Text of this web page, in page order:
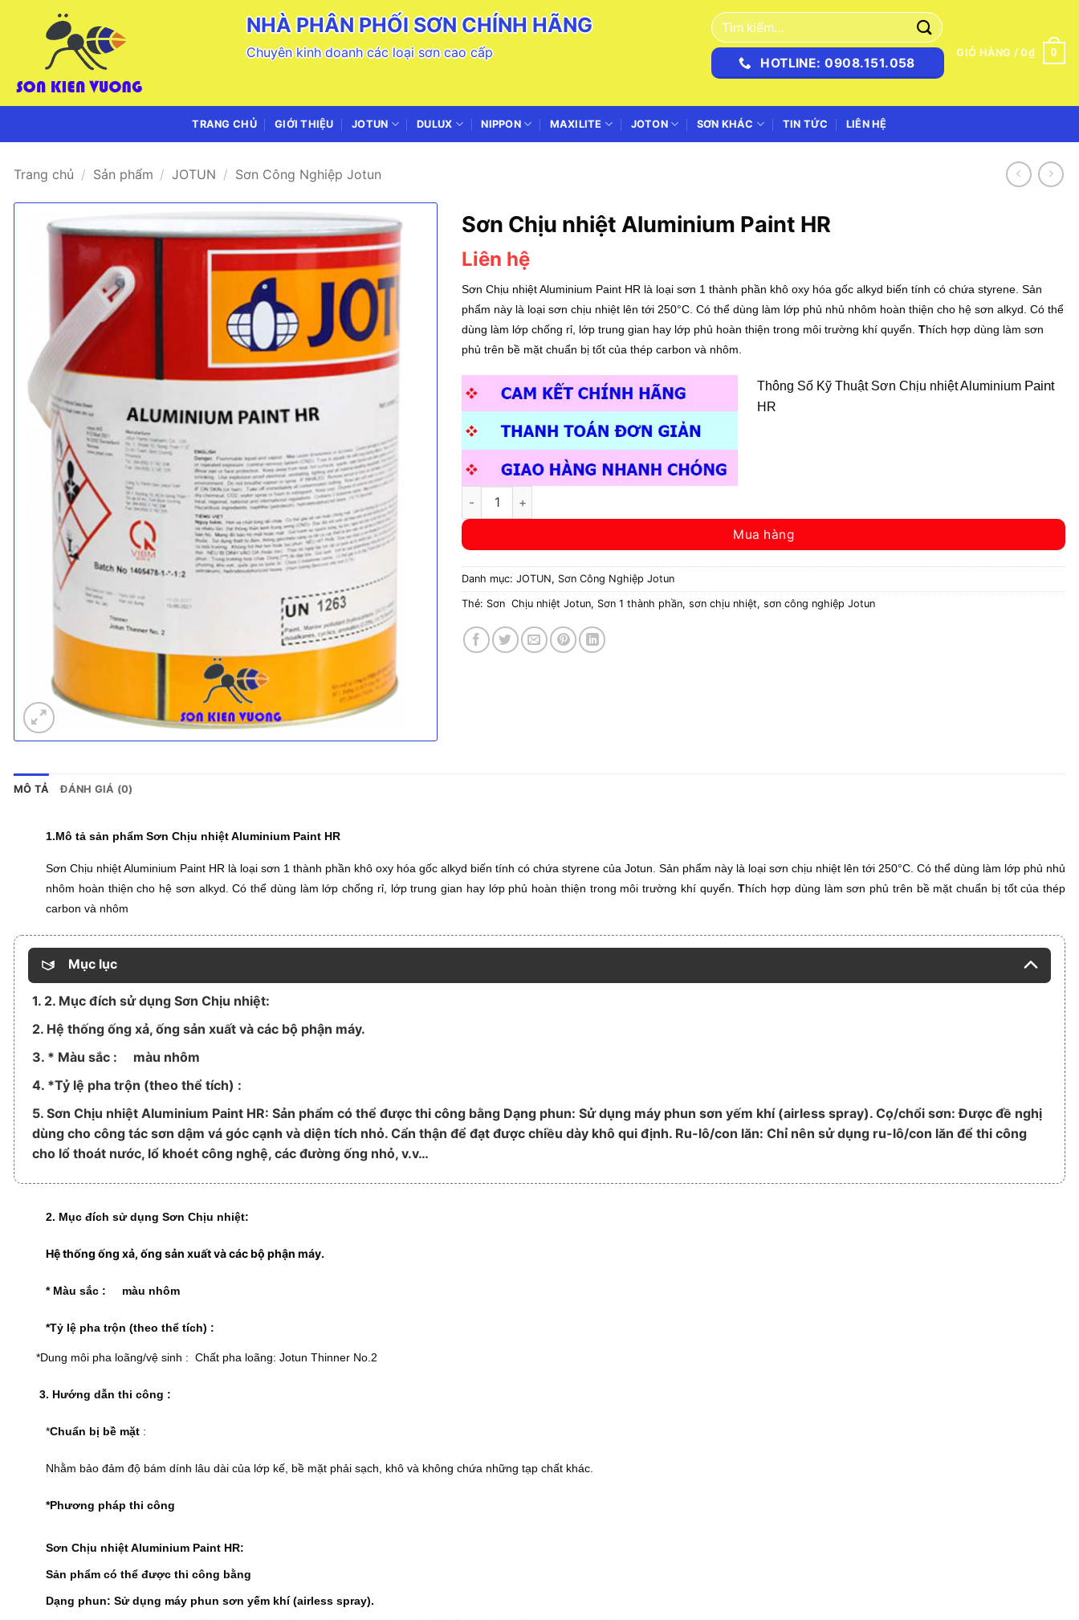
NHÀ PHÂN PHỐI SƠN CHÍNH HÃNG
Chuyên kinh doanh các loại sơn cao cấp
Tìm
kiếm:
HOTLINE: 0908.151.058
GIỎ HÀNG /0₫ 0
TRANG CHỦ GIỚI THIỆU JOTUN DULUX NIPPON MAXILITE JOTON SƠN KHÁC TIN TỨC LIÊN HỆ
Trang chủ / Sản phẩm / JOTUN / Sơn Công Nghiệp Jotun
Sơn Chịu nhiệt Aluminium Paint HR
Liên hệ
Sơn Chịu nhiệt Aluminium Paint HR là loại sơn 1 thành phần khô oxy hóa gốc alkyd biến tính có chứa styrene. Sản
phẩm này là loại sơn chịu nhiệt lên tới 250°C. Có thể dùng làm lớp phủ nhủ nhôm hoàn thiện cho hệ sơn alkyd. Có thể
dùng làm lớp chống rỉ, lớp trung gian hay lớp phủ hoàn thiện trong môi trường khí quyển.Thích hợp dùng làm sơn
phủ trên bề mặt chuẩn bị tốt của thép carbon và nhôm.
Thông Số Kỹ Thuật Sơn Chịu nhiệt Aluminium Paint
HR
Sơn Chịu nhiệt Aluminium Paint HR số lượng
Mua hàng
Danh mục:JOTUN, Sơn Công Nghiệp Jotun
Thẻ: Sơn Chịu nhiệt Jotun, Sơn 1 thành phần,sơn chịu nhiệt,sơn công nghiệp Jotun
MÔ TẢ ĐÁNH GIÁ (0)
1.Mô tả sản phẩm Sơn Chịu nhiệt Aluminium Paint HR
Sơn Chịu nhiệt Aluminium Paint HR là loại sơn 1 thành phần khô oxy hóa gốc alkyd biến tính có chứa styrene của Jotun . Sản phẩm này là loại sơn chịu nhiệt lên tới 250°C. Có thể dùng làm lớp phủ nhủ
nhôm hoàn thiện cho hệ sơn alkyd. Có thể dùng làm lớp chống rỉ, lớp trung gian hay lớp phủ hoàn thiện trong môi trường khí quyển.Thích hợp dùng làm sơn phủ trên bề mặt chuẩn bị tốt của thép
carbon và nhôm
Mục lục
1. 2. Mục đích sử dụng Sơn Chịu nhiệt:
2. Hệ thống ống xả, ống sản xuất và các bộ phận máy.
3. * Màu sắc : màu nhôm
4. *Tỷ lệ pha trộn (theo thể tích) :
5. Sơn Chịu nhiệt Aluminium Paint HR: Sản phẩm có thể được thi công bằng Dạng phun: Sử dụng máy phun sơn yếm khí (airless spray). Cọ/chổi sơn: Được đề nghị
dùng cho công tác sơn dậm vá góc cạnh và diện tích nhỏ. Cẩn thận để đạt được chiều dày khô qui định. Ru-lô/con lăn: Chỉ nên sử dụng ru-lô/con lăn để thi công
cho lổ thoát nước, lổ khoét công nghệ, các đường ống nhỏ, v.v…
2. Mục đích sử dụng Sơn Chịu nhiệt:
Hệ thống ống xả, ống sản xuất và các bộ phận máy.
* Màu sắc : màu nhôm
*Tỷ lệ pha trộn (theo thể tích) :
*Dung môi pha loãng/vệ sinh : Chất pha loãng: Jotun Thinner No.2
3. Hướng dẫn thi công :
*Chuẩn bị bề mặt :
Nhằm bảo đảm độ bám dính lâu dài của lớp kế, bề mặt phải sạch, khô và không chứa những tạp chất khác.
*Phương pháp thi công
Sơn Chịu nhiệtAluminium Paint HR:
Sản phẩm có thể được thi công bằng
Dạng phun: Sử dụng máy phun sơn yếm khí (airless spray).